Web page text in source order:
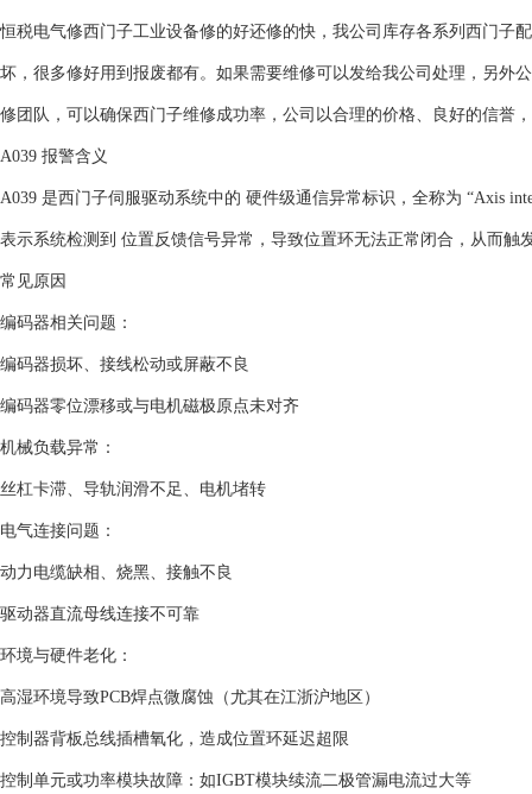
恒税电气修西门子工业设备修的好还修的快，我公司库存各系列西门子
坏，很多修好用到报废都有。如果需要维修可以发给我公司处理，另外
修团队，可以确保西门子维修成功率，公司以合理的价格、良好的信誉
‌A039 报警含义‌
‌A039‌ 是西门子伺服驱动系统中的 ‌硬件级通信异常标识‌，全称为 “‌Axis
表示系统检测到 ‌位置反馈信号异常‌，导致位置环无法正常闭合，从而触
‌常见原因‌
‌编码器相关问题‌：
编码器损坏、接线松动或屏蔽不良
编码器零位漂移或与电机磁极原点未对齐
‌机械负载异常‌：
丝杠卡滞、导轨润滑不足、电机堵转
‌电气连接问题‌：
动力电缆缺相、烧黑、接触不良
驱动器直流母线连接不可靠
‌环境与硬件老化‌：
高湿环境导致PCB焊点微腐蚀（尤其在江浙沪地区）
控制器背板总线插槽氧化，造成位置环延迟超限
‌控制单元或功率模块故障‌：如IGBT模块续流二极管漏电流过大等